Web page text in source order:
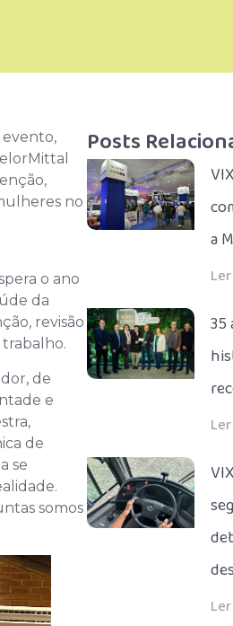
no
o ano
da
revisão
trabalho.
de
e
de
se
somos
Posts
a
35